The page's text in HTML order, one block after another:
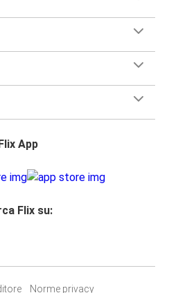
App
Flix su:
Norme privacy